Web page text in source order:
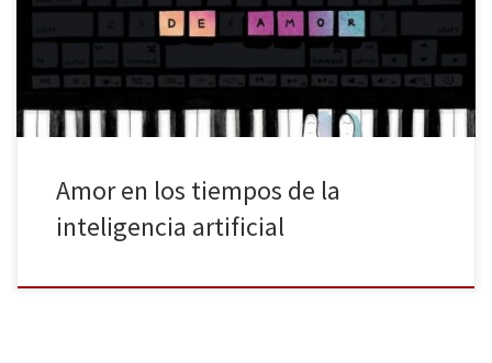
premios en Estados Unidos, la autora realiza un recorrido por el
amor en los tiempos de la inteligencia artificial (IA): […]
Amor en los tiempos de la
inteligencia artificial